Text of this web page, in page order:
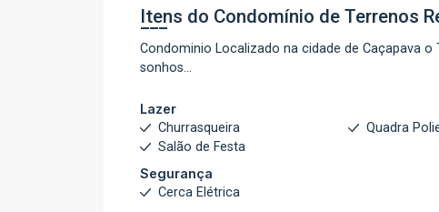
Itens do Condomínio de Terrenos
Condominio Localizado na cidade de Caçapava
sonhos...
Lazer
Churrasqueira
Quadra
Salão de Festa
Segurança
Cerca Elétrica